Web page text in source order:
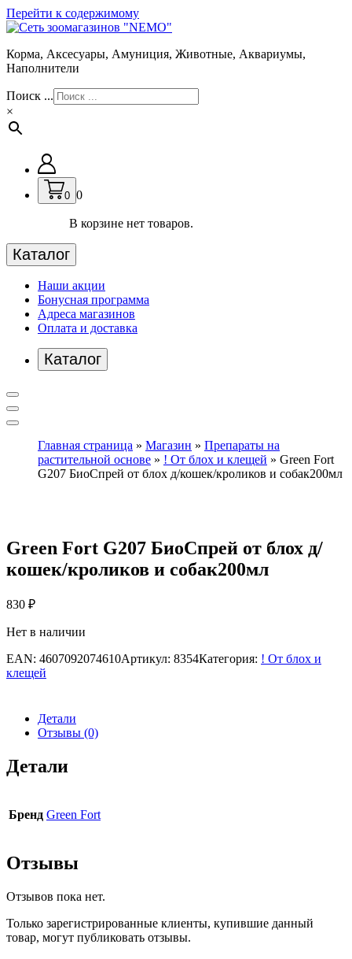
Перейти к содержимому
Корма, Аксесуары, Амуниция, Животные, Аквариумы,
Наполнители
Поиск ...
×
0 0
В корзине нет товаров.
Каталог
Наши акции
Бонусная программа
Адреса магазинов
Оплата и доставка
Каталог
Главная страница » Магазин » Препараты на
растительной основе » ! От блох и клещей » Green Fort
G207 БиоСпрей от блох д/кошек/кроликов и собак200мл
Green Fort G207 БиоСпрей от блох д/
кошек/кроликов и собак200мл
830 ₽
Нет в наличии
EAN: 4607092074610Артикул: 8354Категория: ! От блох и
клещей
Детали
Отзывы (0)
Детали
Бренд Green Fort
Отзывы
Отзывов пока нет.
Только зарегистрированные клиенты, купившие данный
товар, могут публиковать отзывы.